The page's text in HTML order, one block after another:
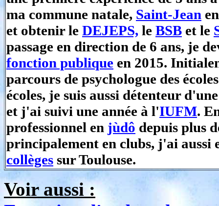
ma commune natale, Saint-Jean
et obtenir le DEJEPS, le BSB et le
passage en direction de 6 ans, je
fonction publique en 2015.
parcours de psychologue des
écoles, je suis aussi détenteur
et j'ai suivi une année à l'IUFM.
professionnel en jùdô depuis plus
principalement en clubs, j'ai aussi
collèges sur Toulouse.
Voir aussi :